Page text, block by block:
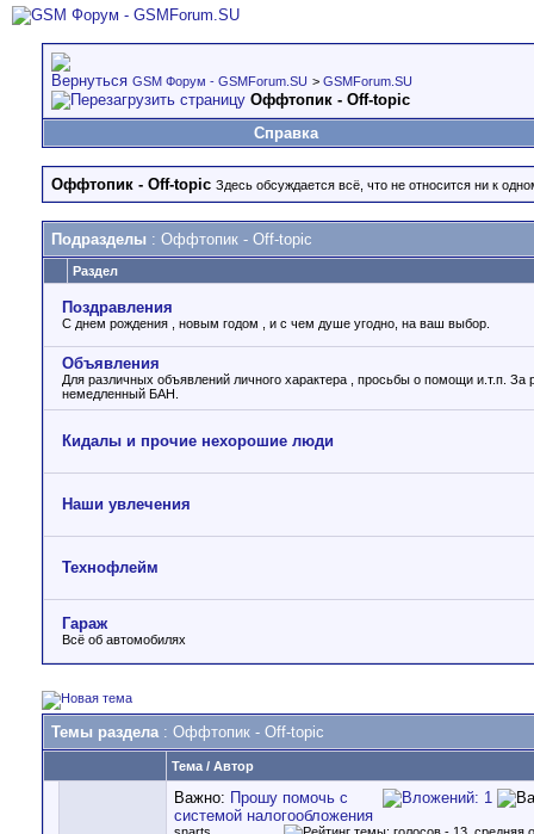
GSM Форум - GSMForum.SU > GSMForum.SU
Оффтопик - Off-topic
Справка
Оффтопик - Off-topic Здесь обсуждается всё, что не относится ни к
Подразделы : Оффтопик - Off-topic
Раздел
Поздравления
С днем рождения , новым годом , и с чем душе угодно, на ваш выбор.
Объявления
Для различных объявлений личного характера , просьбы о помощи и.т.п. За
немедленный БАН.
Кидалы и прочие нехорошие люди
Наши увлечения
Технофлейм
Гараж
Всё об автомобилях
Темы раздела: Оффтопик - Off-topic
Тема / Автор
Важно: Прошу помочь с
системой налогообложения